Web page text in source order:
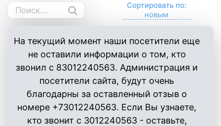
Сортировать по:
На текущий момент наши посетители еще
не оставили информации о том, кто
звонил с 83012240563. Администрация и
посетители сайта, будут очень
благодарны за оставленный отзыв о
номере +73012240563. Если Вы узнаете,
кто звонит с 3012240563 - оставьте,